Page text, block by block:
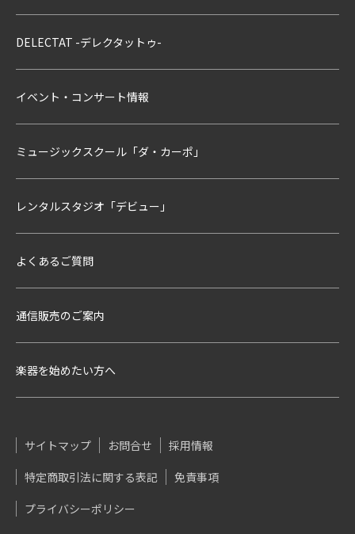
DELECTAT -デレクタットゥ-
イベント・コンサート情報
ミュージックスクール「ダ・カーポ」
レンタルスタジオ「デビュー」
よくあるご質問
通信販売のご案内
楽器を始めたい方へ
サイトマップ お問合せ
採用情報
特定商取引法に関する表記
免責事項
プライバシーポリシー